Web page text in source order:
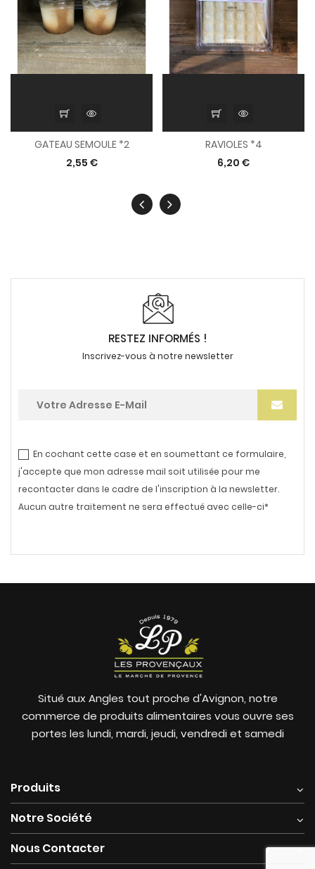
GATEAU SEMOULE *2
2,55 €
RAVIOLES *4
6,20 €
RESTEZ INFORMÉS !
Inscrivez-vous à notre newsletter
En cochant cette case et en soumettant ce formulaire,
j'accepte que mon adresse mail soit utilisée pour me
recontacter dans le cadre de l'inscription à la newsletter.
Aucun autre traitement ne sera effectué avec celle-ci*
Situé aux Angles tout proche d'Avignon, notre
commerce de produits alimentaires vous ouvre ses
portes les lundi, mardi, jeudi, vendredi et samedi
Produits
Notre Société
Nous Contacter